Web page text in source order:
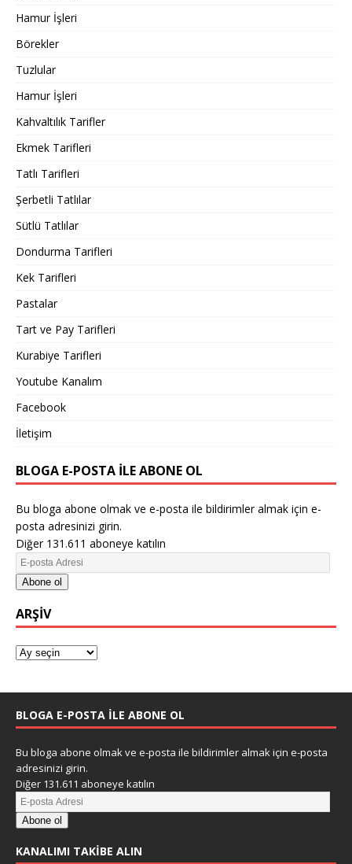
Hamur İşleri
Börekler
Tuzlular
Hamur İşleri
Kahvaltılık Tarifler
Ekmek Tarifleri
Tatlı Tarifleri
Şerbetli Tatlılar
Sütlü Tatlılar
Dondurma Tarifleri
Kek Tarifleri
Pastalar
Tart ve Pay Tarifleri
Kurabiye Tarifleri
Youtube Kanalım
Facebook
İletişim
BLOGA E-POSTA ILE ABONE OL
Bu bloga abone olmak ve e-posta ile bildirimler almak için e-
posta adresinizi girin.
Diğer 131.611 aboneye katılın
Abone ol
ARŞIV
BLOGA E-POSTA ILE ABONE OL
Bu bloga abone olmak ve e-posta ile bildirimler almak için e-posta
adresinizi girin.
Diğer 131.611 aboneye katılın
Abone ol
KANALIMI TAKIBE ALIN